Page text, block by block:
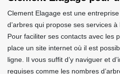
Clement Elagage est une
d’arbres qui propose ses services
Pour faciliter ses contacts avec les
place un site internet où il est
ligne. Il vous suffit d’y naviguer et
requises comme les nombres